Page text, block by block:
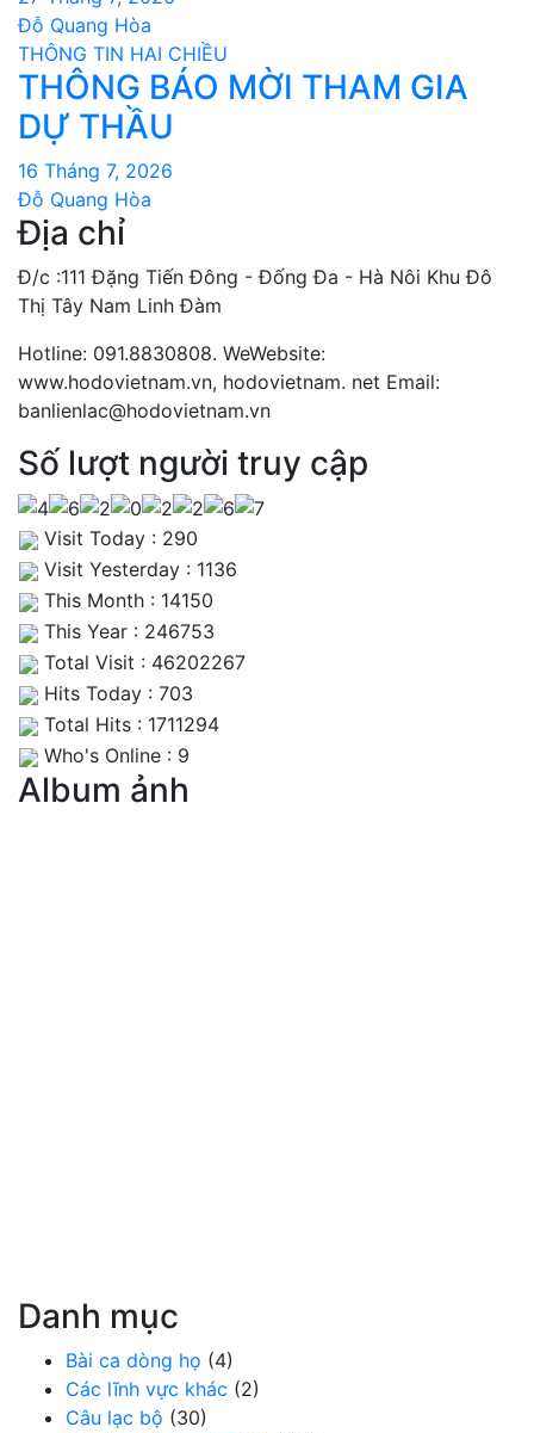
Đỗ Quang Hòa
THÔNG TIN HAI CHIỀU
THÔNG BÁO MỜI THAM GIA
DỰ THẦU
16 Tháng 7, 2026
Đỗ Quang Hòa
Địa chỉ
Đ/c :111 Đặng Tiến Đông - Đống Đa - Hà Nôi Khu Đô
Thị Tây Nam Linh Đàm
Hotline: 091.8830808. WeWebsite:
www.hodovietnam.vn, hodovietnam. net Email:
banlienlac@hodovietnam.vn
Số lượt người truy cập
Visit Today : 290
Visit Yesterday : 1136
This Month : 14150
This Year : 246753
Total Visit : 46202267
Hits Today : 703
Total Hits : 1711294
Who's Online : 9
Album ảnh
Danh mục
Bài ca dòng họ (4)
Các lĩnh vực khác (2)
Câu lạc bộ (30)